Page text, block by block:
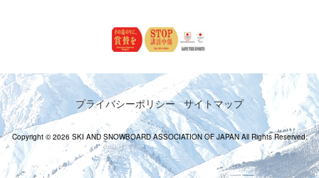
プライバシーポリシー サイトマップ
Copyright © 2026 SKI AND SNOWBOARD ASSOCIATION OF JAPAN All Rights Reserved.